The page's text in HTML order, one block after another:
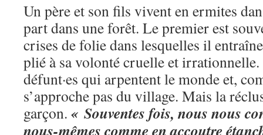
Un père et son fils vivent en ermites
part dans une forêt. Le premier est
crises de folie dans lesquelles il
plié à sa volonté cruelle et
défunt·es qui arpentent le monde et,
s’approche pas du village. Mais la
garçon. « Souventes fois, nous nous
nous-mêmes comme en accoutre